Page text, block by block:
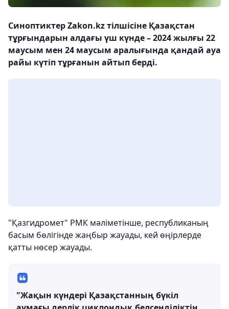
Синоптиктер Zakon.kz тілшісіне Қазақстан
тұрғындарын алдағы үш күнде – 2024 жылғы 22
маусым мен 24 маусым аралығында қандай ауа
райы күтіп тұрғанын айтып берді.
"Қазгидромет" РМК мәліметінше, республиканың
басым бөлігінде жаңбыр жауады, кей өңірлерде
қатты нөсер жауады.
"Жақын күндері Қазақстанның бүкіл